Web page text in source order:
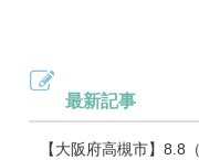
最新記事
【大阪府高槻市】